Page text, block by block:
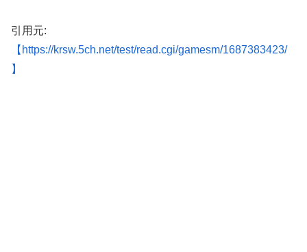
引用元:
【https://krsw.5ch.net/test/read.cgi/gamesm/1687383423/
】